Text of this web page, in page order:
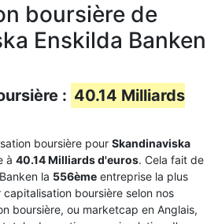
boursière de
Enskilda Banken
: 40.14 Milliards
boursière pour Skandinaviska
à 40.14 Milliards d'euros. Cela fait de
la 556ème entreprise la plus
boursière selon nos
boursière, ou marketcap en Anglais,